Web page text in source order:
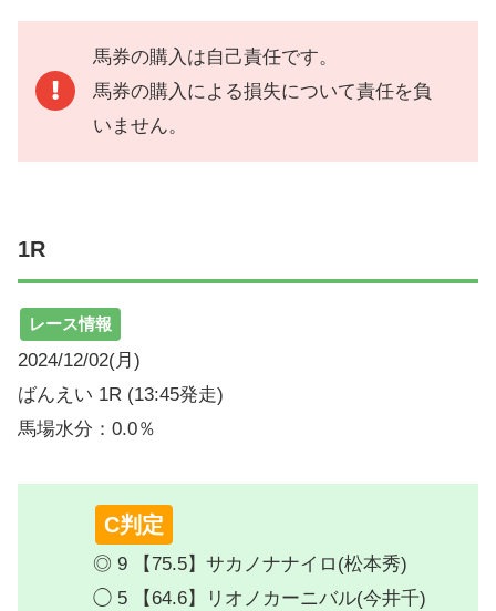
馬券の購入は自己責任です。
馬券の購入による損失について責任を負
いません。
1R
レース情報
2024/12/02(月)
ばんえい 1R (13:45発走)
馬場水分：0.0％
C判定
◎ 9 【75.5】サカノナナイロ(松本秀)
◯ 5 【64.6】リオノカーニバル(今井千)